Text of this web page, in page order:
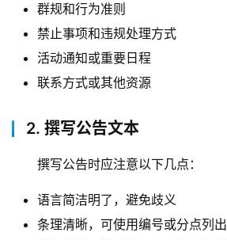
群规和行为准则
禁止事项和违规处理方式
活动通知或重要日程
联系方式或其他资源
2. 撰写公告文本
撰写公告时应注意以下几点：
语言简洁明了，避免歧义
条理清晰，可使用编号或分点列出